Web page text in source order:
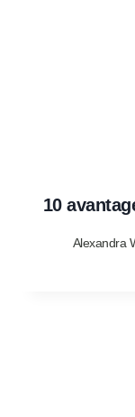
10
Alexandra